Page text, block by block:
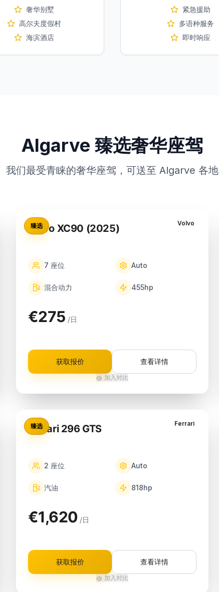
奢华别墅
高尔夫度假村
海滨酒店
紧急援助
多语种服务
即时响应
Algarve 臻选奢华座驾
我们最受青睐的奢华座驾，可送至 Algarve 各地
臻选 Volvo
Volvo XC90 (2025)
7 座位 Auto
混合动力 455hp
€275 /日
获取报价 查看详情
加入对比
臻选 Ferrari
Ferrari 296 GTS
2 座位 Auto
汽油 818hp
€1,620 /日
获取报价 查看详情
加入对比